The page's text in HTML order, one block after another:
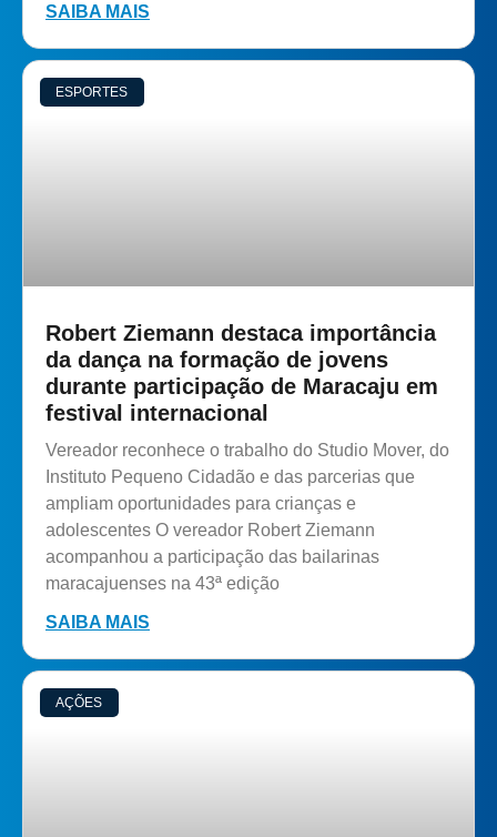
SAIBA MAIS
ESPORTES
Robert Ziemann destaca importância
da dança na formação de jovens
durante participação de Maracaju em
festival internacional
Vereador reconhece o trabalho do Studio Mover, do
Instituto Pequeno Cidadão e das parcerias que
ampliam oportunidades para crianças e
adolescentes O vereador Robert Ziemann
acompanhou a participação das bailarinas
maracajuenses na 43ª edição
SAIBA MAIS
AÇÕES